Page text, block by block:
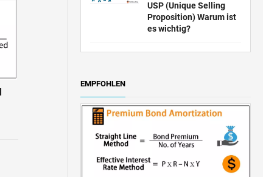
USP (Unique Selling
Proposition) Warum ist
es wichtig?
EMPFOHLEN